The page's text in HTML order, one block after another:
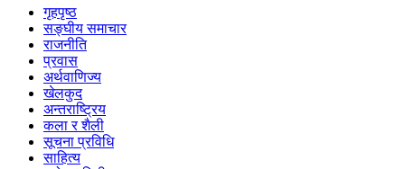
गृहपृष्ठ
सङ्घीय समाचार
राजनीति
प्रवास
अर्थवाणिज्य
खेलकुद
अन्तराष्ट्रिय
कला र शैली
सूचना प्रविधि
साहित्य